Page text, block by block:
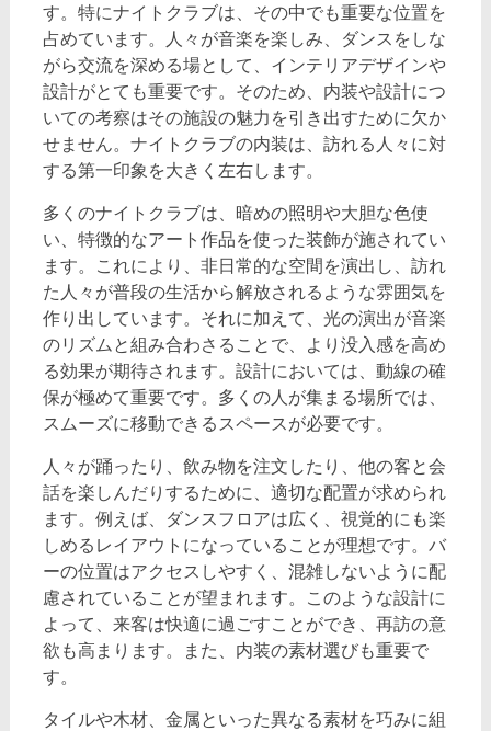
す。 特にナイトクラブは、その中でも重要な位置を
占めています。人々が音楽を楽しみ、ダンスをしな
がら交流を深める場として、インテリアデザインや
設計がとても重要です。そのため、内装や設計につ
いての考察はその施設の魅力を引き出すために欠か
せません。ナイトクラブの内装は、訪れる人々に対
する第一印象を大きく左右します。
多くのナイトクラブは、暗めの照明や大胆な色使
い、特徴的なアート作品を使った装飾が施されてい
ます。これにより、非日常的な空間を演出し、訪れ
た人々が普段の生活から解放されるような雰囲気を
作り出しています。それに加えて、光の演出が音楽
のリズムと組み合わさることで、より没入感を高め
る効果が期待されます。設計においては、動線の確
保が極めて重要です。多くの人が集まる場所では、
スムーズに移動できるスペースが必要です。
人々が踊ったり、飲み物を注文したり、他の客と会
話を楽しんだりするために、適切な配置が求められ
ます。例えば、ダンスフロアは広く、視覚的にも楽
しめるレイアウトになっていることが理想です。バ
ーの位置はアクセスしやすく、混雑しないように配
慮されていることが望まれます。このような設計に
よって、来客は快適に過ごすことができ、再訪の意
欲も高まります。また、内装の素材選びも重要で
す。
タイルや木材、金属といった異なる素材を巧みに組